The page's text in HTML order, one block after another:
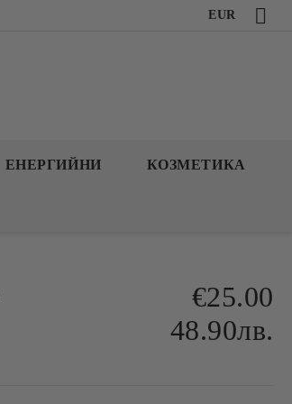
EUR
ЕНЕРГИЙНИ КОЗМЕТИКА
€25.00
48.90лв.